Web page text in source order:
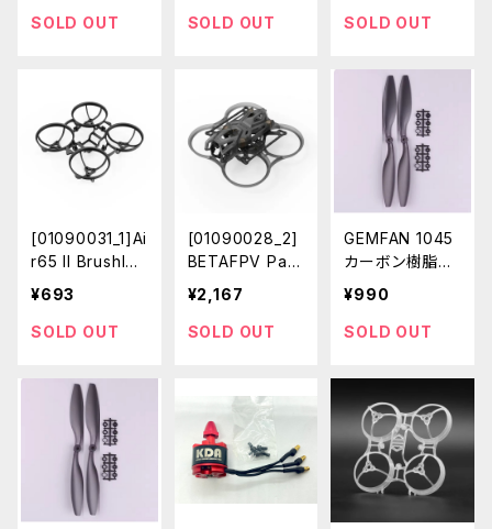
SOLD OUT
SOLD OUT
SOLD OUT
[01090031_1]Ai
r65 II Brushles
s Whoop Fram
¥693
SOLD OUT
[01090028_2]
BETAFPV Pav
o Femto Brush
less Whoop Fr
ame | 04 Air U
¥2,167
SOLD OUT
GEMFAN 1045
カーボン樹脂プ
ロペラCCW[21
¥990
SOLD OUT